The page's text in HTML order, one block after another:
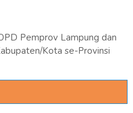
Pemprov Lampung dan
Kota se-Provinsi